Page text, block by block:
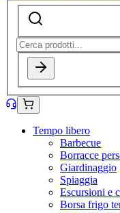
Tempo libero
Barbecue
Borracce
Giardinaggio
Spiaggia
Escursioni e
Borsa frigo